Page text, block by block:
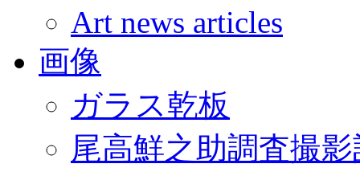
Art news articles
画像
ガラス乾板
尾高鮮之助調査撮